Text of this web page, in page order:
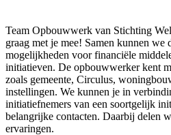
Team Opbouwwerk van Stichting
graag met je mee! Samen kunnen we
mogelijkheden voor financiële
initiatieven. De opbouwwerker kent
zoals gemeente, Circulus,
instellingen. We kunnen je in
initiatiefnemers van een soortgelijk
belangrijke contacten. Daarbij delen
ervaringen.